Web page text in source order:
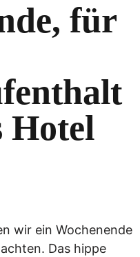
für
Hotel
wir ein Wochenende
Das hippe